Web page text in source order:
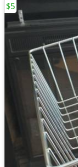
$5